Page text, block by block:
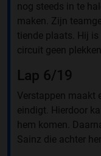
nog steeds in te
maken. Zijn
tiende plaats. Hij
circuit geen
Lap 6/19
Verstappen maakt
eindigt. Hierdoor
hem komen.
Sainz die achter